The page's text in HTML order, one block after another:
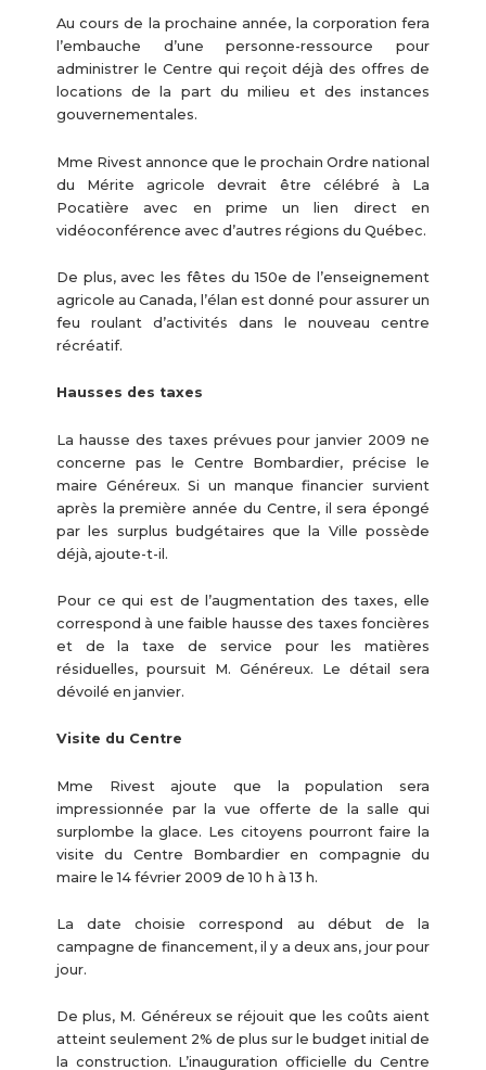
Au cours de la prochaine année, la corporation fera
l’embauche d’une personne-ressource pour
administrer le Centre qui reçoit déjà des offres de
locations de la part du milieu et des instances
gouvernementales.
Mme Rivest annonce que le prochain Ordre national
du Mérite agricole devrait être célébré à La
Pocatière avec en prime un lien direct en
vidéoconférence avec d’autres régions du Québec.
De plus, avec les fêtes du 150e de l’enseignement
agricole au Canada, l’élan est donné pour assurer un
feu roulant d’activités dans le nouveau centre
récréatif.
Hausses des taxes
La hausse des taxes prévues pour janvier 2009 ne
concerne pas le Centre Bombardier, précise le
maire Généreux. Si un manque financier survient
après la première année du Centre, il sera épongé
par les surplus budgétaires que la Ville possède
déjà, ajoute-t-il.
Pour ce qui est de l’augmentation des taxes, elle
correspond à une faible hausse des taxes foncières
et de la taxe de service pour les matières
résiduelles, poursuit M. Généreux. Le détail sera
dévoilé en janvier.
Visite du Centre
Mme Rivest ajoute que la population sera
impressionnée par la vue offerte de la salle qui
surplombe la glace. Les citoyens pourront faire la
visite du Centre Bombardier en compagnie du
maire le 14 février 2009 de 10 h à 13 h.
La date choisie correspond au début de la
campagne de financement, il y a deux ans, jour pour
jour.
De plus, M. Généreux se réjouit que les coûts aient
atteint seulement 2% de plus sur le budget initial de
la construction. L’inauguration officielle du Centre